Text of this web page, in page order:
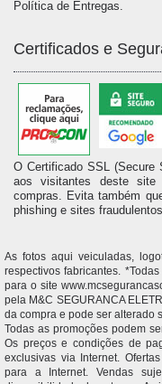
Política de Entregas.
Certificados e
O Certificado SSL (Secure
aos visitantes deste
compras. Evita também
phishing e sites fraudulentos.
As fotos aqui veiculadas,
respectivos fabricantes.
para o site
pela M&C SEGURANCA
da compra e pode ser alterado
Todas as promoções podem
Os preços e condições de
exclusivas via Internet.
para a Internet. Vendas